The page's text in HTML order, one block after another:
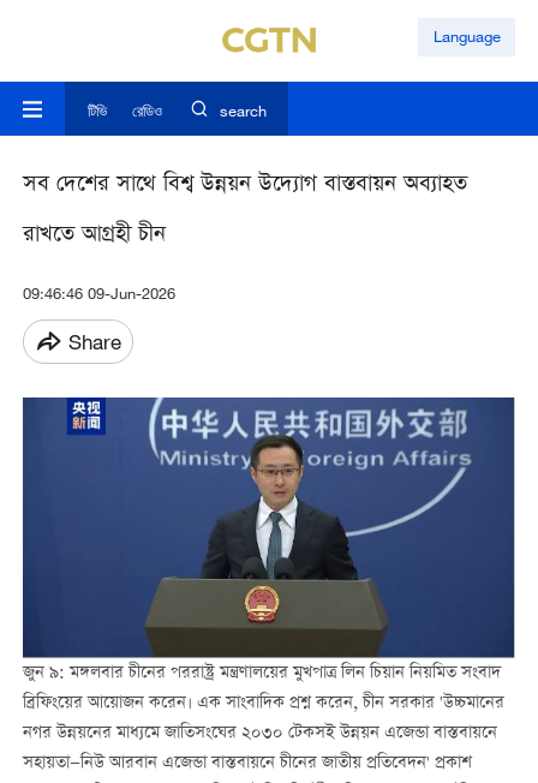
Language
টিভি রেডিও search
সব দেশের সাথে বিশ্ব উন্নয়ন উদ্যোগ বাস্তবায়ন অব্যাহত
রাখতে আগ্রহী চীন
09:46:46 09-Jun-2026
Share
জুন ৯: মঙ্গলবার চীনের পররাষ্ট্র মন্ত্রণালয়ের মুখপাত্র লিন চিয়ান নিয়মিত সংবাদ
ব্রিফিংয়ের আয়োজন করেন। এক সাংবাদিক প্রশ্ন করেন, চীন সরকার 'উচ্চমানের
নগর উন্নয়নের মাধ্যমে জাতিসংঘের ২০৩০ টেকসই উন্নয়ন এজেন্ডা বাস্তবায়নে
সহায়তা—নিউ আরবান এজেন্ডা বাস্তবায়নে চীনের জাতীয় প্রতিবেদন' প্রকাশ